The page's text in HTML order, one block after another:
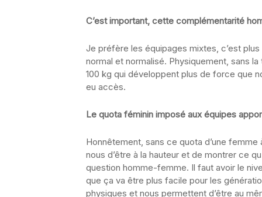
C’est important, cette complémentarité
Je préfère les équipages mixtes, c’est
normal et normalisé. Physiquement, sans
100 kg qui développent plus de force que
eu accès.
Le quota féminin imposé aux équipes
Honnêtement, sans ce quota d’une
nous d’être à la hauteur et de montrer ce
question homme-femme. Il faut avoir le
que ça va être plus facile pour les
physiques et nous permettent d’être au